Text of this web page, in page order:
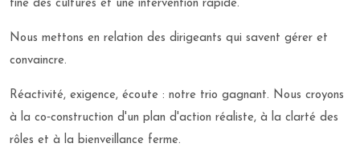
fine des cultures et une intervention rapide.
Nous mettons en relation des dirigeants qui savent gérer et
convaincre.
Réactivité, exigence, écoute : notre trio gagnant. Nous croyons
à la co‑construction d'un plan d'action réaliste, à la clarté des
rôles et à la bienveillance ferme.